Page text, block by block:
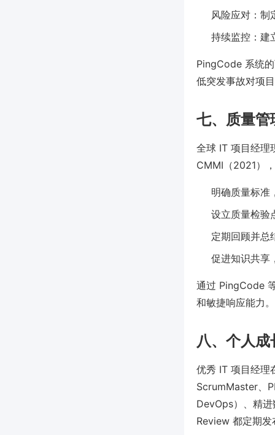
风险应对：制
持续监控：建
PingCode 系统
低突发事故对项
七、质量管
全球 IT 项目经理
CMMI（2021）
明确质量标准
设立质量检验
定期回顾并总
促进知识共享
通过 PingCode
和敏捷响应能力。
八、个人
优秀 IT 项目经理
ScrumMaster、
DevOps）、精
Review 都定期